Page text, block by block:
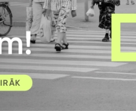
(t.sk. nometnes
EDOC formāta pakotnēlīdz
iksd@riga.lvvai oficiālo
vēršoties pie RD IKSD
tālrunis +37167181500).